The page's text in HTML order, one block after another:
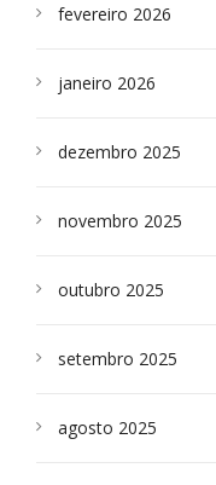
fevereiro 2026
janeiro 2026
dezembro 2025
novembro 2025
outubro 2025
setembro 2025
agosto 2025